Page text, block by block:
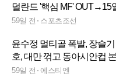
덜란드 '핵심 MF' OUT→15
경기' 뛸 수 있다
59일 전 스포츠조선
윤수정 멀티골 폭발, 장슬
호, 대만 꺾고 동아시안컵
59일 전 에스티엔